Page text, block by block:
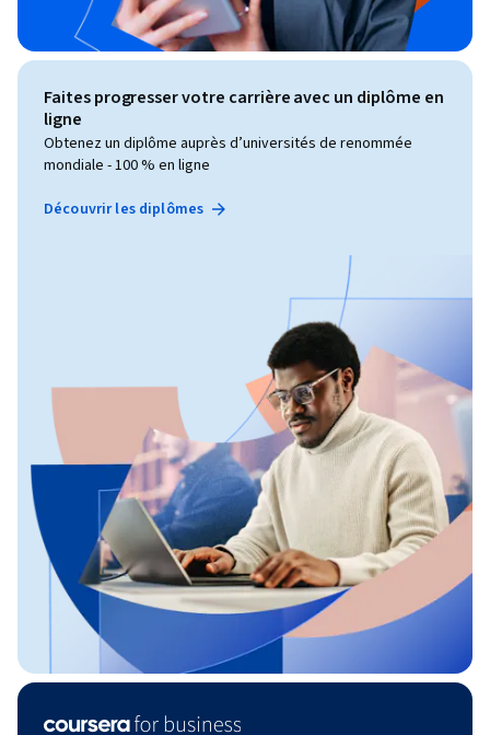
Faites progresser votre carrière avec un diplôme en
ligne
Obtenez un diplôme auprès d’universités de renommée
mondiale - 100 % en ligne
Découvrir les diplômes